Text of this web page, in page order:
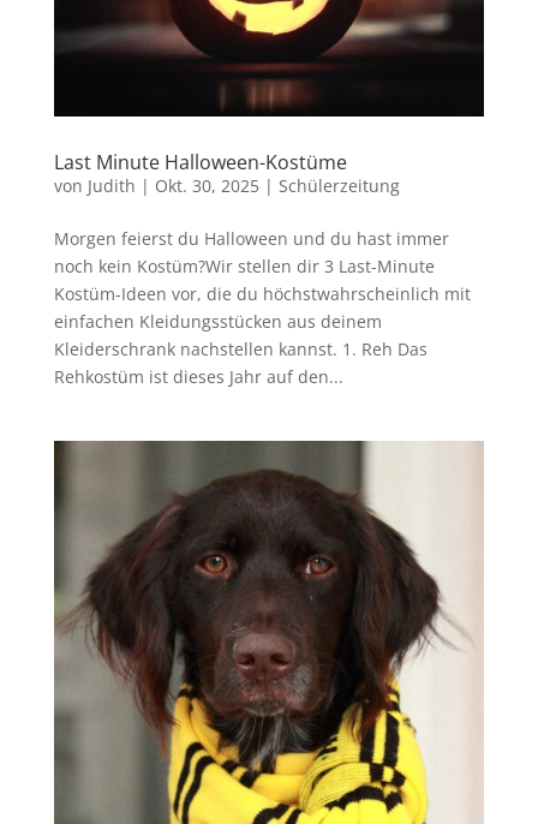
Last Minute Halloween-Kostüme
von Judith | Okt. 30, 2025| Schülerzeitung
Morgen feierst du Halloween und du hast immer
noch kein Kostüm?Wir stellen dir 3 Last-Minute
Kostüm-Ideen vor, die du höchstwahrscheinlich mit
einfachen Kleidungsstücken aus deinem
Kleiderschrank nachstellen kannst. 1. Reh Das
Rehkostüm ist dieses Jahr auf den...